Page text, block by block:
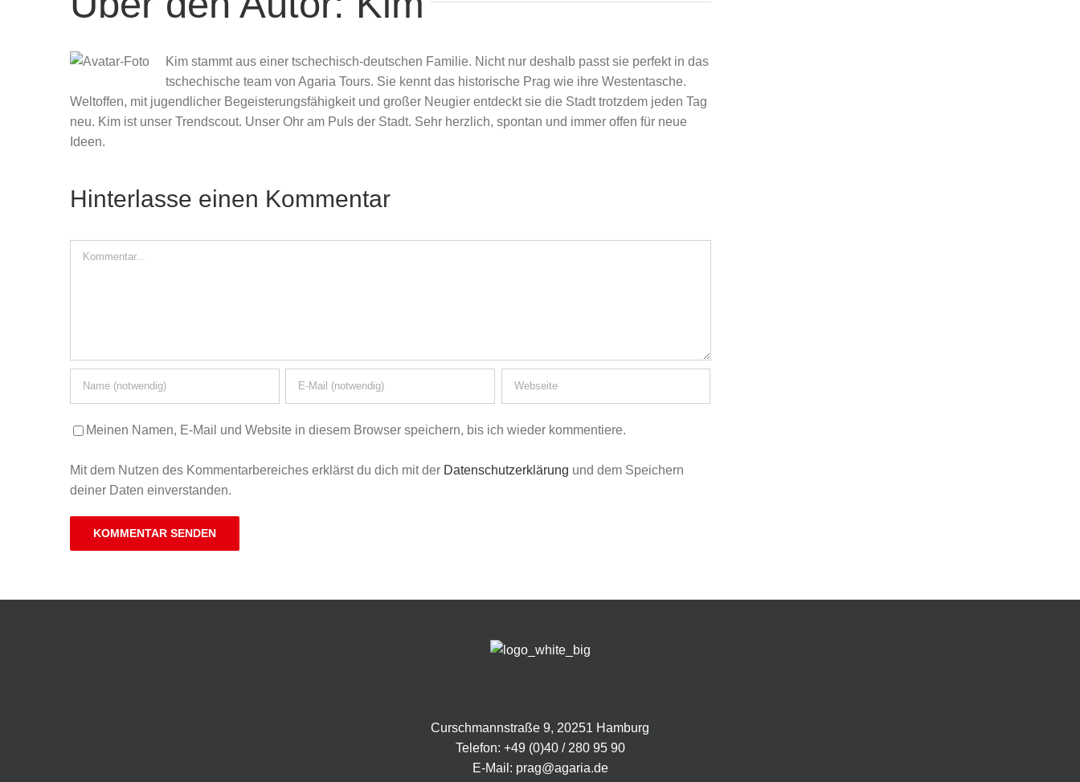
Kim stammt aus einer tschechisch-deutschen Familie. Nicht nur deshalb passt sie perfekt in das
tschechische team von Agaria Tours. Sie kennt das historische Prag wie ihre Westentasche.
Weltoffen, mit jugendlicher Begeisterungsfähigkeit und großer Neugier entdeckt sie die Stadt trotzdem jeden Tag
neu. Kim ist unser Trendscout. Unser Ohr am Puls der Stadt. Sehr herzlich, spontan und immer offen für neue
Ideen.
Hinterlasse einen Kommentar
Kommentar
Meinen Namen, E-Mail und Website in diesem Browser speichern, bis ich wieder kommentiere.
Mit dem Nutzen des Kommentarbereiches erklärst du dich mit der Datenschutzerklärung und dem Speichern
deiner Daten einverstanden.
Curschmannstraße 9, 20251 Hamburg
Telefon: +49 (0)40 / 280 95 90
E-Mail: prag@agaria.de